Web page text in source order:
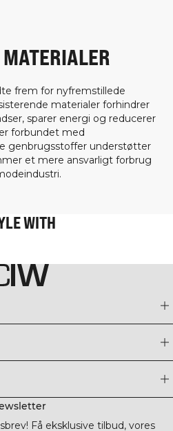
frem for nyfremstillede
materialer forhindrer
sparer energi og reducerer
forbundet med
genbrugsstoffer understøtter
et mere ansvarligt forbrug
WITH
Få eksklusive tilbud, vores